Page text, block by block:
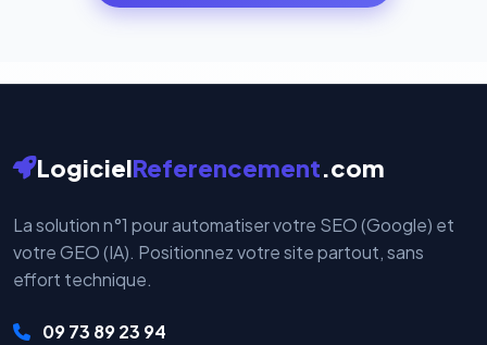
LogicielReferencement.com
La solution n°1 pour automatiser votre SEO (Google) et
votre GEO (IA). Positionnez votre site partout, sans
effort technique.
09 73 89 23 94